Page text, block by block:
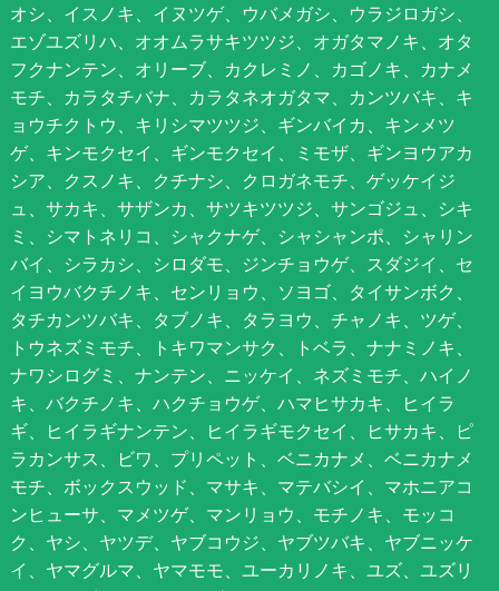
オシ、イスノキ、イヌツゲ、ウバメガシ、ウラジロガシ、
エゾユズリハ、オオムラサキツツジ、オガタマノキ、オタ
フクナンテン、オリーブ、カクレミノ、カゴノキ、カナメ
モチ、カラタチバナ、カラタネオガタマ、カンツバキ、キ
ョウチクトウ、キリシマツツジ、ギンバイカ、キンメツ
ゲ、キンモクセイ、ギンモクセイ、ミモザ、ギンヨウアカ
シア、クスノキ、クチナシ、クロガネモチ、ゲッケイジ
ュ、サカキ、サザンカ、サツキツツジ、サンゴジュ、シキ
ミ、シマトネリコ、シャクナゲ、シャシャンポ、シャリン
バイ、シラカシ、シロダモ、ジンチョウゲ、スダジイ、セ
イヨウバクチノキ、センリョウ、ソヨゴ、タイサンボク、
タチカンツバキ、タブノキ、タラヨウ、チャノキ、ツゲ、
トウネズミモチ、トキワマンサク、トベラ、ナナミノキ、
ナワシログミ、ナンテン、ニッケイ、ネズミモチ、ハイノ
キ、バクチノキ、ハクチョウゲ、ハマヒサカキ、ヒイラ
ギ、ヒイラギナンテン、ヒイラギモクセイ、ヒサカキ、ピ
ラカンサス、ビワ、プリペット、ベニカナメ、ベニカナメ
モチ、ボックスウッド、マサキ、マテバシイ、マホニアコ
ンヒューサ、マメツゲ、マンリョウ、モチノキ、モッコ
ク、ヤシ、ヤツデ、ヤブコウジ、ヤブツバキ、ヤブニッケ
イ、ヤマグルマ、ヤマモモ、ユーカリノキ、ユズ、ユズリ